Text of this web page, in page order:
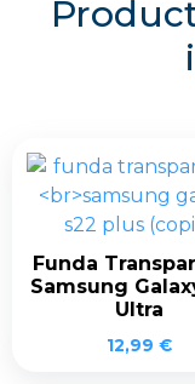
Funda
Samsung
Ultra
12,99 €